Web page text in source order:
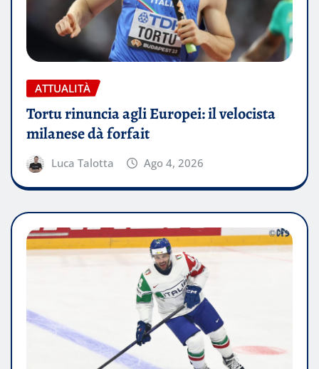
ATTUALITÀ
Tortu rinuncia agli Europei: il velocista
milanese dà forfait
Luca Talotta Ago 4, 2026